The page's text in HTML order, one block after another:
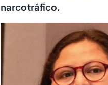
narcotráfico.